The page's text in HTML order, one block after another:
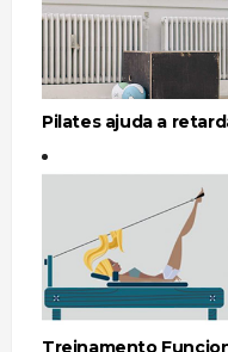
Pilates ajuda a
Treinamento